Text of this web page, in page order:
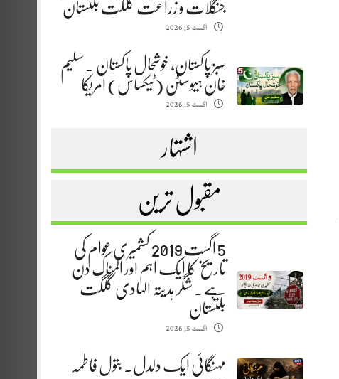
جنگلات و زراعت گلگت بلتستان
اگست 5, 2026
سبز پاکستان، خوشحال پاکستان . سلیم
خان ہیوسٹن (ٹیکساس) امریکا
اگست 5, 2026
اشتہار
مقبول ترین
5 اگست 2019 کشمیری عوام کی
تاریخ کا ایک اہم اور المناک دن
ہے. شگر ہدیتہ الہادی گلگت
بلتستان
اگست 5, 2026
مہنگائی ایک دلدل. بتول فاطمہ